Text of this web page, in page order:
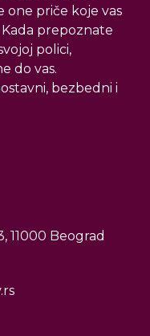
one priče koje vas
Kada prepoznate
polici,
do vas.
bezbedni i
11000 Beograd